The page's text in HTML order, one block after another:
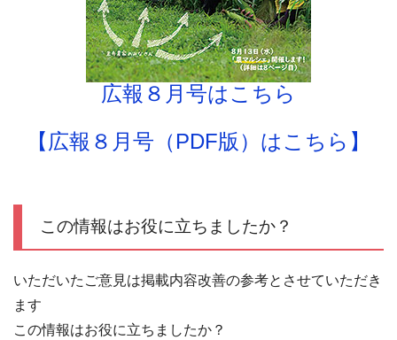
広報８月号はこちら
【広報８月号（PDF版）はこちら】
この情報はお役に立ちましたか？
いただいたご意見は掲載内容改善の参考とさせていただき
ます
この情報はお役に立ちましたか？